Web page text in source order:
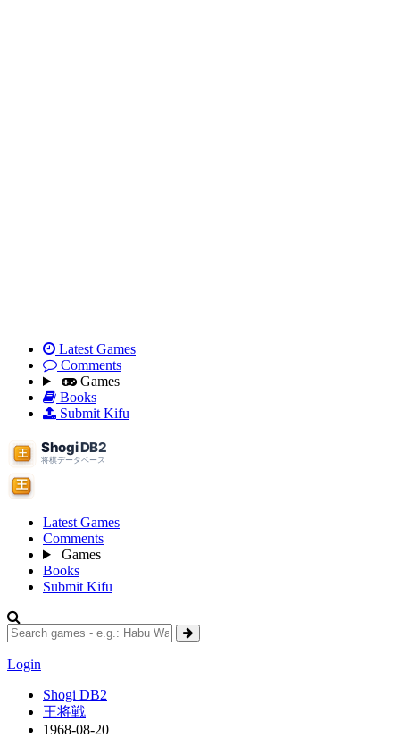
Latest Games
Comments
Games
Books
Submit Kifu
Latest Games
Comments
Games
Books
Submit Kifu
Login
Shogi DB2
王将戦
1968-08-20